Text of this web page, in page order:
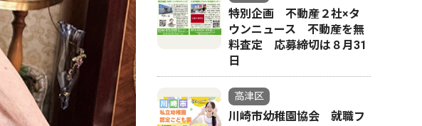
特別企画 不動産２社×タ
ウンニュース 不動産を無
料査定 応募締切は８月31
日
高津区
川崎市幼稚園協会 就職フ